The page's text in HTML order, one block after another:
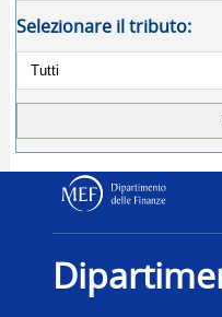
Selezionare il tributo: